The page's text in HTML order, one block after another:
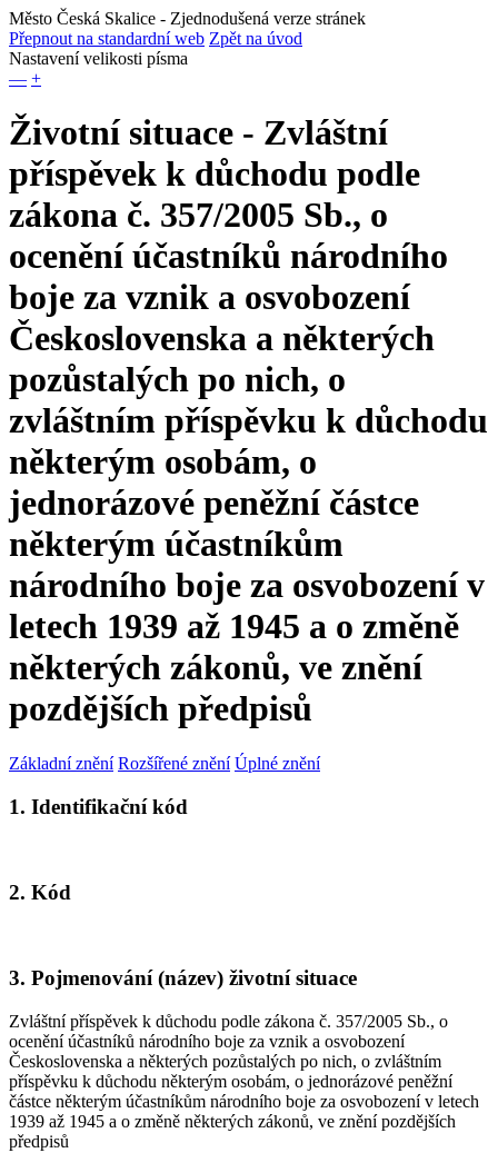
Město Česká Skalice - Zjednodušená verze stránek
Přepnout na standardní web Zpět na úvod
Nastavení velikosti písma
— +
Životní situace - Zvláštní
příspěvek k důchodu podle
zákona č. 357/2005 Sb., o
ocenění účastníků národního
boje za vznik a osvobození
Československa a některých
pozůstalých po nich, o
zvláštním příspěvku k důchodu
některým osobám, o
jednorázové peněžní částce
některým účastníkům
národního boje za osvobození v
letech 1939 až 1945 a o změně
některých zákonů, ve znění
pozdějších předpisů
Základní znění Rozšířené znění Úplné znění
1. Identifikační kód
2. Kód
3. Pojmenování (název) životní situace
Zvláštní příspěvek k důchodu podle zákona č. 357/2005 Sb., o
ocenění účastníků národního boje za vznik a osvobození
Československa a některých pozůstalých po nich, o zvláštním
příspěvku k důchodu některým osobám, o jednorázové peněžní
částce některým účastníkům národního boje za osvobození v letech
1939 až 1945 a o změně některých zákonů, ve znění pozdějších
předpisů